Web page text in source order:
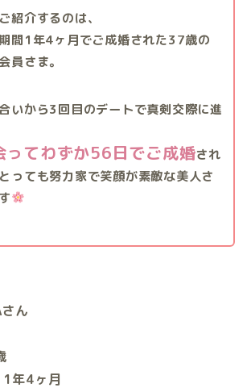
紹介するのは、
間1年4ヶ月でご成婚された37歳の
員さま。
いから3回目のデートで真剣交際に進
ってわずか56日でご成婚され
っても努力家で笑顔が素敵な美人さ
さん
年4ヶ月